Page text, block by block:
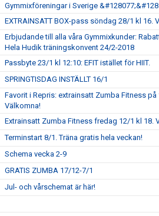
Gymmixföreningar i Sverige
EXTRAINSATT BOX-pass söndag 28/1 kl 16.
Erbjudande till alla våra Gymmixkunder:
Hela Hudik träningskonvent 24/2-2018
Passbyte 23/1 kl 12:10: EFIT istället för HIIT.
SPRINGTISDAG INSTÄLLT 16/1
Favorit i Repris: extrainsatt Zumba Fitness på
Välkomna!
Extrainsatt Zumba Fitness fredag 12/1 kl 18.
Terminstart 8/1. Träna gratis hela veckan!
Schema vecka 2-9
GRATIS ZUMBA 17/12-7/1
Jul- och vårschemat är här!